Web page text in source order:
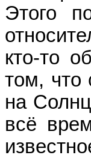
Этого
кто-то
том, что
на
всё